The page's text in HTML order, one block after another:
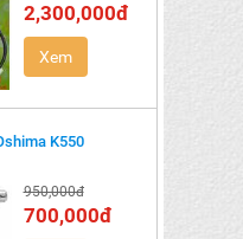
2,300,000đ
Xem
K550
950,000đ
700,000đ